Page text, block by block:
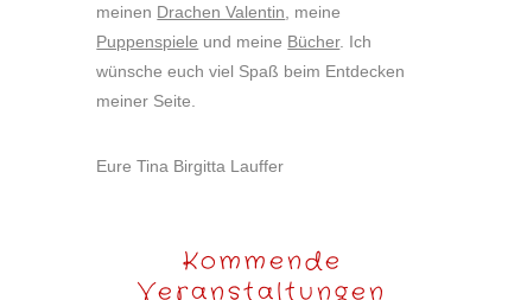
meinen Drachen Valentin , meine
Puppenspiele und meine Bücher. Ich
wünsche euch viel Spaß beim Entdecken
meiner Seite.
Eure Tina Birgitta Lauffer
Kommende
Veranstaltungen